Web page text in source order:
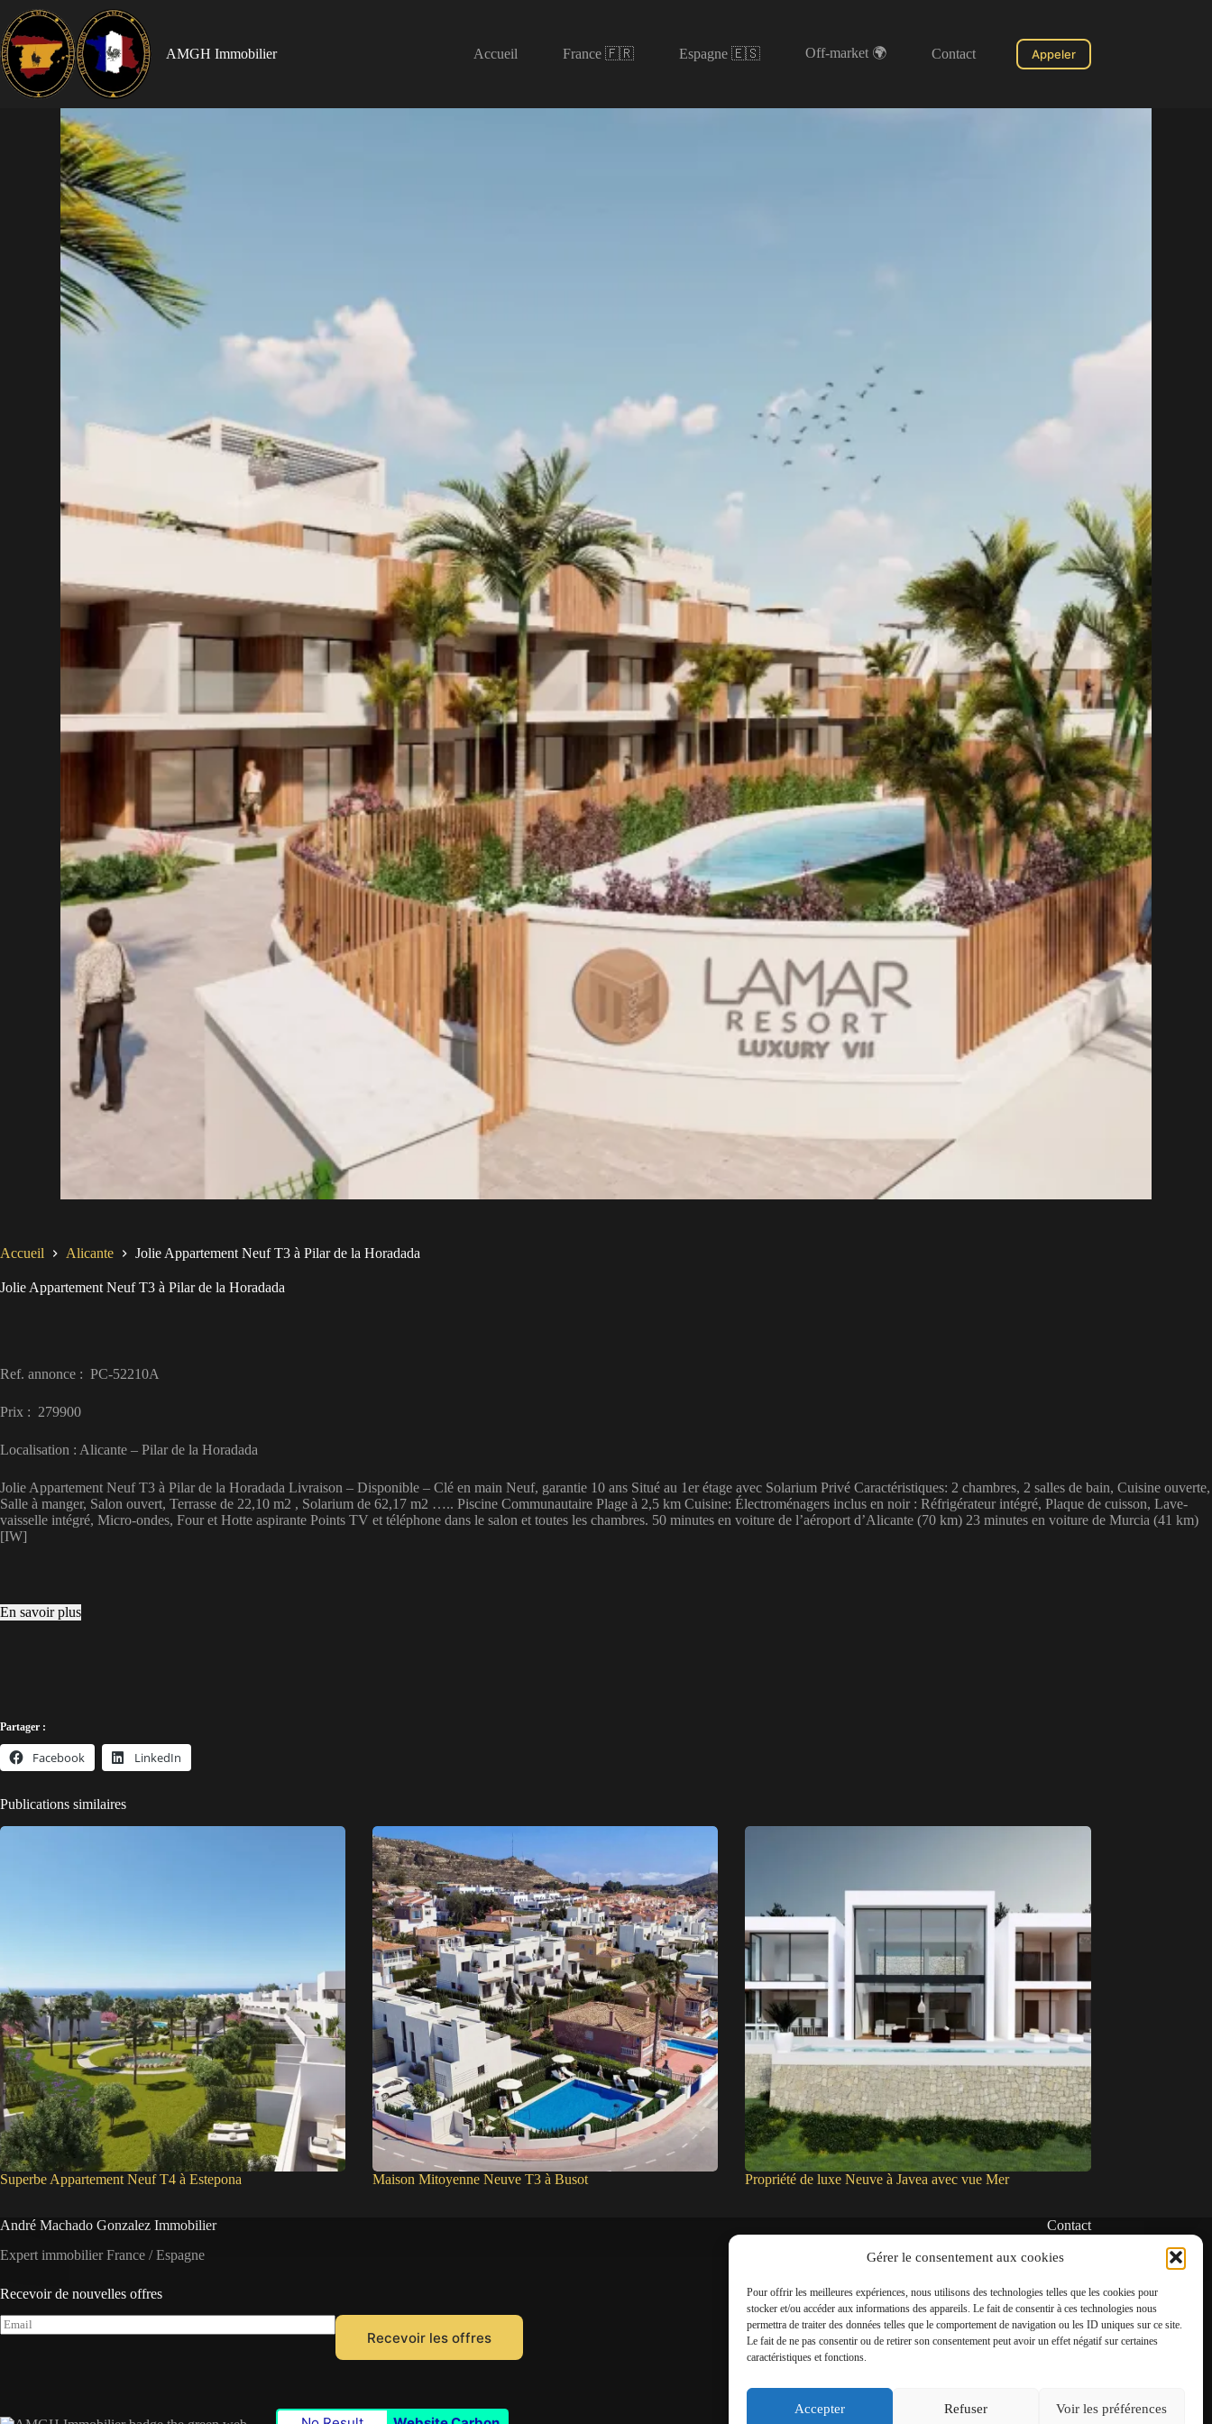
Gérer le consentement aux cookies
Pour offrir les meilleures expériences, nous utilisons des technologies telles que les cookies pour
stocker et/ou accéder aux informations des appareils. Le fait de consentir à ces technologies nous
permettra de traiter des données telles que le comportement de navigation ou les ID uniques sur ce site.
Le fait de ne pas consentir ou de retirer son consentement peut avoir un effet négatif sur certaines
caractéristiques et fonctions.
Accepter Refuser Voir les préférences
AMGH Immobilier Accueil France 🇫🇷 Espagne 🇪🇸 Off-market 🌍 Contact Appeler
Accueil Alicante Jolie Appartement Neuf T3 à Pilar de la Horadada
Jolie Appartement Neuf T3 à Pilar de la Horadada
Ref. annonce : PC-52210A
Prix : 279900
Localisation : Alicante – Pilar de la Horadada
Jolie Appartement Neuf T3 à Pilar de la Horadada Livraison – Disponible – Clé en main Neuf, garantie 10 ans Situé au 1er étage avec Solarium Privé Caractéristiques: 2 chambres, 2 salles de bain, Cuisine ouverte,
Salle à manger, Salon ouvert, Terrasse de 22,10 m2 , Solarium de 62,17 m2 ….. Piscine Communautaire Plage à 2,5 km Cuisine: Électroménagers inclus en noir : Réfrigérateur intégré, Plaque de cuisson, Lave-
vaisselle intégré, Micro-ondes, Four et Hotte aspirante Points TV et téléphone dans le salon et toutes les chambres. 50 minutes en voiture de l’aéroport d’Alicante (70 km) 23 minutes en voiture de Murcia (41 km)
[IW]
En savoir plus
Partager :
Facebook LinkedIn
Publications similaires
Superbe Appartement Neuf T4 à Estepona Maison Mitoyenne Neuve T3 à Busot Propriété de luxe Neuve à Javea avec vue Mer
André Machado Gonzalez Immobilier
Expert immobilier France / Espagne
Recevoir de nouvelles offres
E
m
Recevoir les offres
Contact
✆06 22 39 73 24
✉contact@amgh-immobilier.com